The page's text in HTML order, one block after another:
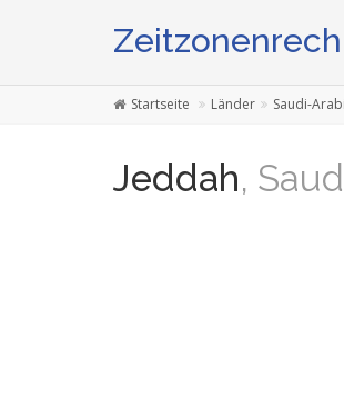
Startseite Länder Saudi-
Jeddah,